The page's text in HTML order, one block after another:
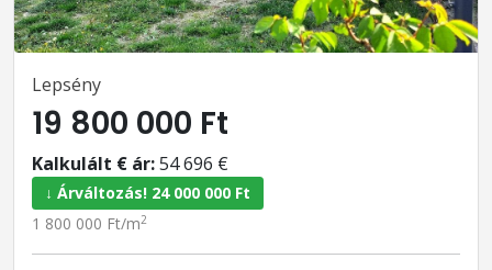
Lepsény
19 800 000 Ft
Kalkulált € ár:54 696 €
↓ Árváltozás! 24 000 000 Ft
1 800 000 Ft/m2